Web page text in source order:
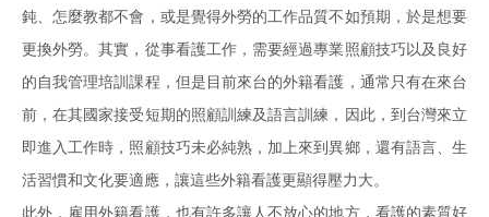
鈍、怎麼教都不會，或是覺得外勞的工作品質不如預期，於是想要
更換外勞。其實，從事看護工作，需要經過專業照顧技巧以及良好
的自我管理培訓課程，但是目前來台的外籍看護，通常只有在來台
前，在其國家接受短期的照顧訓練及語言訓練，因此，到台灣來立
即進入工作時，照顧技巧未必純熟，加上來到異鄉，還有語言、生
活習慣和文化要適應，讓這些外籍看護更顯得壓力大。
此外，雇用外籍看護，也有許多讓人不放心的地方，看護的素質好